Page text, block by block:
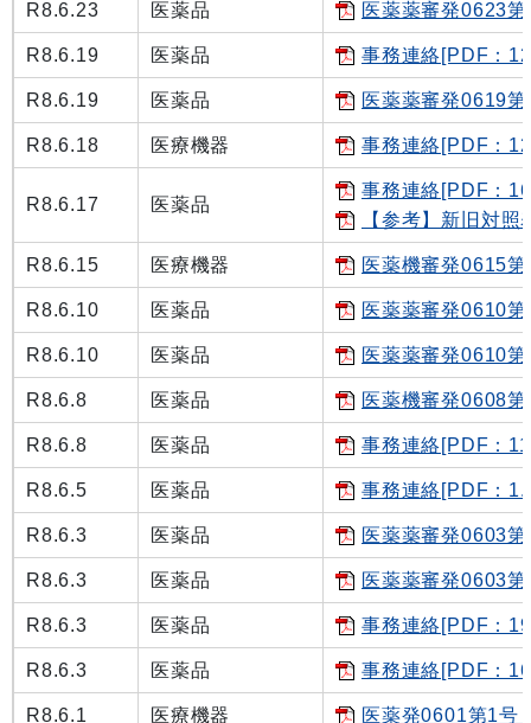
R8.6.23 医薬品 医薬薬審発0623
R8.6.19 医薬品 事務連絡[PDF：
R8.6.19 医薬品 医薬薬審発0619
R8.6.18 医療機器 事務連絡[PDF：
R8.6.17 医薬品
事務連絡[PDF：
【参考】新旧対
R8.6.15 医療機器 医薬機審発0615
R8.6.10 医薬品 医薬薬審発0610
R8.6.10 医薬品 医薬薬審発0610
R8.6.8 医薬品 医薬機審発0608
R8.6.8 医薬品 事務連絡[PDF：
R8.6.5 医薬品 事務連絡[PDF：
R8.6.3 医薬品 医薬薬審発0603
R8.6.3 医薬品 医薬薬審発0603
R8.6.3 医薬品 事務連絡[PDF：
R8.6.3 医薬品 事務連絡[PDF：
R8.6.1 医療機器 医薬発0601第1号